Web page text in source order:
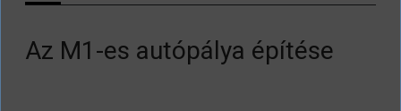
Az M1-es autópálya építése